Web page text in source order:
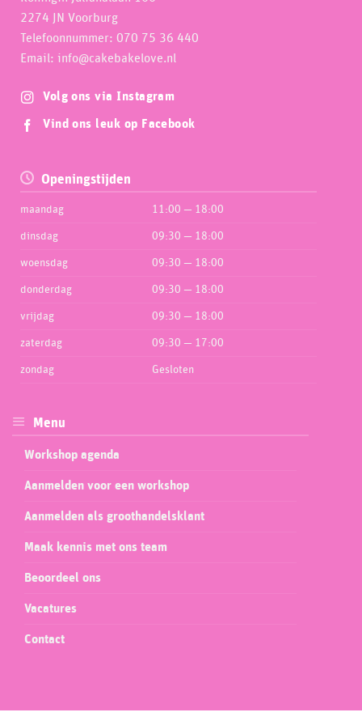
2274 JN Voorburg
Telefoonnummer: 070 75 36 440
Email: info@cakebakelove.nl
Volg ons via Instagram
Vind ons leuk op Facebook
Openingstijden
maandag 11:00 — 18:00
dinsdag 09:30 — 18:00
woensdag 09:30 — 18:00
donderdag 09:30 — 18:00
vrijdag 09:30 — 18:00
zaterdag 09:30 — 17:00
zondag Gesloten
Menu
Workshop agenda
Aanmelden voor een workshop
Aanmelden als groothandelsklant
Maak kennis met ons team
Beoordeel ons
Vacatures
Contact